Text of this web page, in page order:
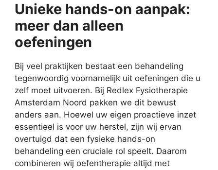
Unieke hands-on aanpak:
meer dan alleen
oefeningen
Bij veel praktijken bestaat een behandeling
tegenwoordig voornamelijk uit oefeningen die u
zelf moet uitvoeren. Bij Redlex Fysiotherapie
Amsterdam Noord pakken we dit bewust
anders aan. Hoewel uw eigen proactieve inzet
essentieel is voor uw herstel, zijn wij ervan
overtuigd dat een fysieke hands-on
behandeling een cruciale rol speelt. Daarom
combineren wij oefentherapie altijd met